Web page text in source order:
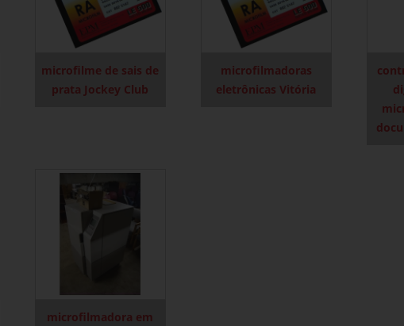
microfilme de sais de
prata Jockey Club
microfilmadoras
eletrônicas Vitória
microfilmadora em